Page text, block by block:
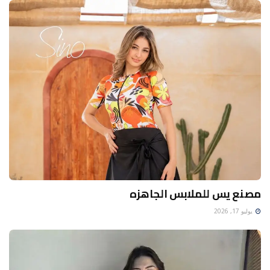
مصنع يس للملابس الجاهزه
يوليو 17, 2026